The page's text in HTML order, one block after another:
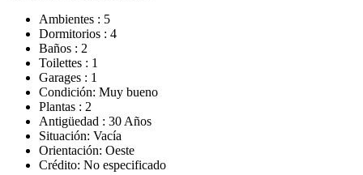
Ambientes : 5
Dormitorios : 4
Baños : 2
Toilettes : 1
Garages : 1
Condición: Muy bueno
Plantas : 2
Antigüedad : 30 Años
Situación: Vacía
Orientación: Oeste
Crédito: No especificado